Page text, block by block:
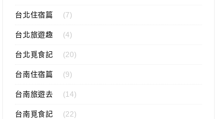
台北住宿篇 (7)
台北旅遊趣 (4)
台北覓食記 (20)
台南住宿篇 (9)
台南旅遊去 (14)
台南覓食記 (22)